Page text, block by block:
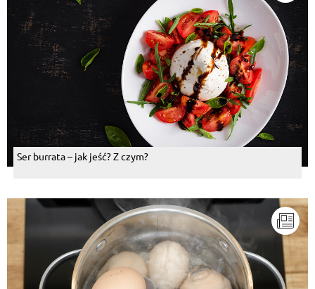
Ser burrata – jak jeść? Z czym?